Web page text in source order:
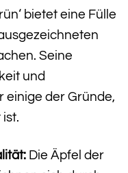
bietet eine Fülle
Seine
und
einige der Gründe,
Die Äpfel der